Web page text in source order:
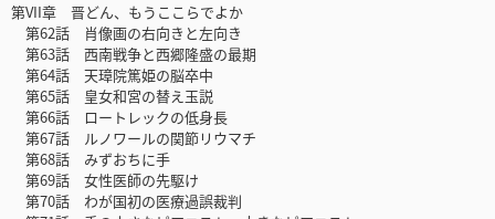
第VII章 晋どん、もうここらでよか
第62話 肖像画の右向きと左向き
第63話 西南戦争と西郷隆盛の最期
第64話 天璋院篤姫の脳卒中
第65話 皇女和宮の替え玉説
第66話 ロートレックの低身長
第67話 ルノワールの関節リウマチ
第68話 みずおちに手
第69話 女性医師の先駆け
第70話 わが国初の医療過誤裁判